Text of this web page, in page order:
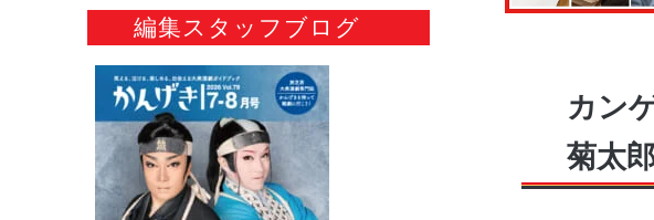
カン
菊太
編集スタッフブログ